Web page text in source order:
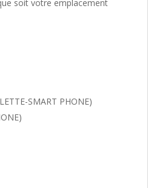
soit votre emplacement
SMART PHONE)